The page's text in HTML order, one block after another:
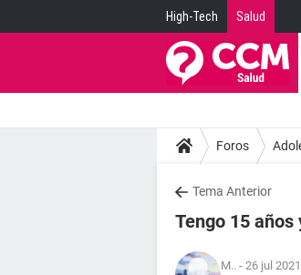
High-Tech Salud
Foros
Tema Anterior
Tengo 15
M.. - 26 jul